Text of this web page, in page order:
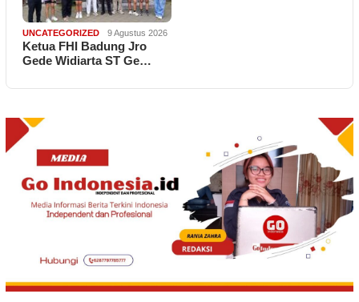
UNCATEGORIZED 9 Agustus 2026
Ketua FHI Badung Jro
Gede Widiarta ST Ge…